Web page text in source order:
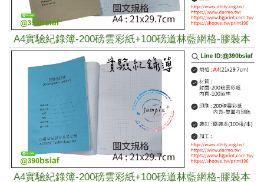
A4實驗紀錄簿-200磅雲彩紙+100磅道林藍網格-膠裝本
A4實驗紀錄簿-200磅雲彩紙+100磅道林藍網格-膠裝本